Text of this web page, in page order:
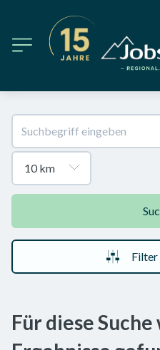
Filter
Für diese